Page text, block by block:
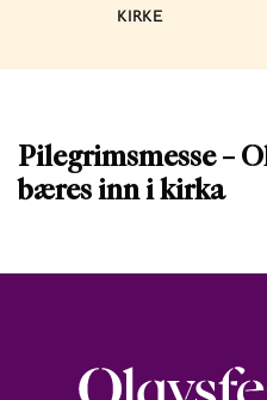
Pilegrimsmesse –
bæres inn i kirka
KIRKE